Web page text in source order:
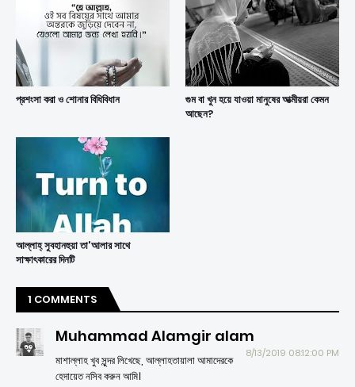
প্রশংসা করা ও শোনার বিধিবিধান
গুম বা খুন হয়ে যাওয়া মানুষের আত্মীয়রা কেমন
আছেন?
আল্লাহ্ সুবহানহুয়া তা'আলার সাথে
সাক্ষাৎকারের দিনটি
1 COMMENTS
Muhammad Alamgir alam
8/13/2019 08:12:00 PM
মাশাল্লাহ খুব সুন্দর লিখেছে, আল্লাহতায়ালা আমাদেরকে
হেদায়েত নসিব করুন আমি।